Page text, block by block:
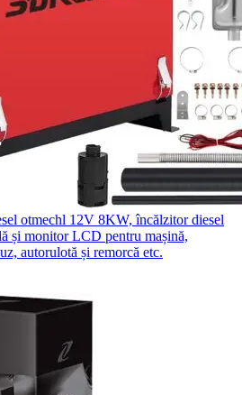
otmechl 12V 8KW, încălzitor diesel
și monitor LCD pentru mașină,
autorulotă și remorcă etc.